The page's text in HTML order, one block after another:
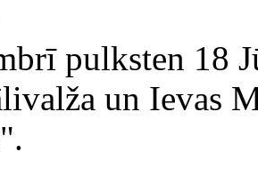
pulksten 18
un Ievas